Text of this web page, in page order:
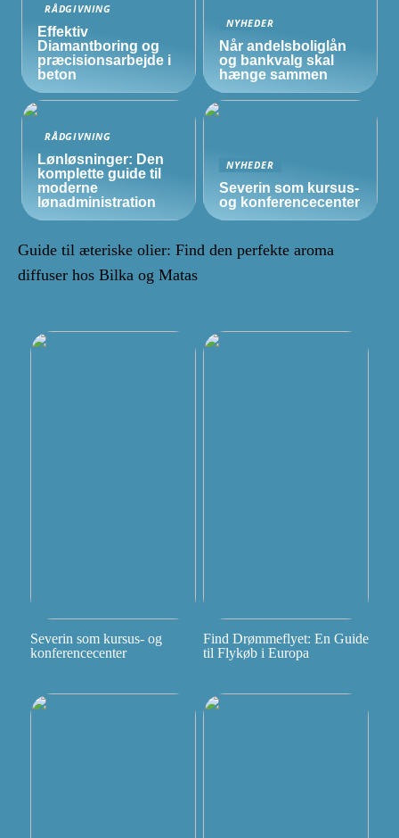
RÅDGIVNING
Effektiv
Diamantboring og
præcisionsarbejde i
beton
NYHEDER
Når andelsboliglån
og bankvalg skal
hænge sammen
RÅDGIVNING
Lønløsninger: Den
komplette guide til
moderne
lønadministration
NYHEDER
Severin som kursus-
og konferencecenter
Guide til æteriske olier: Find den perfekte aroma
diffuser hos Bilka og Matas
Severin som kursus- og
konferencecenter
Find Drømmeflyet: En Guide
til Flykøb i Europa